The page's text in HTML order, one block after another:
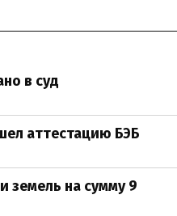
в суд
аттестацию БЭБ
земель на сумму 9